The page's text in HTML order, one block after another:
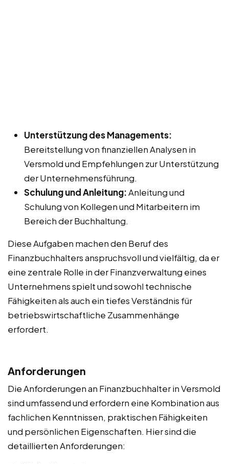
Unterstützung des Managements:
Bereitstellung von finanziellen Analysen in
Versmold und Empfehlungen zur Unterstützung
der Unternehmensführung.
Schulung und Anleitung:Anleitung und
Schulung von Kollegen und Mitarbeitern im
Bereich der Buchhaltung.
Diese Aufgaben machen den Beruf des
Finanzbuchhalters anspruchsvoll und vielfältig, da er
eine zentrale Rolle in der Finanzverwaltung eines
Unternehmens spielt und sowohl technische
Fähigkeiten als auch ein tiefes Verständnis für
betriebswirtschaftliche Zusammenhänge
erfordert.
Anforderungen
Die Anforderungen an Finanzbuchhalter in Versmold
sind umfassend und erfordern eine Kombination aus
fachlichen Kenntnissen, praktischen Fähigkeiten
und persönlichen Eigenschaften. Hier sind die
detaillierten Anforderungen: